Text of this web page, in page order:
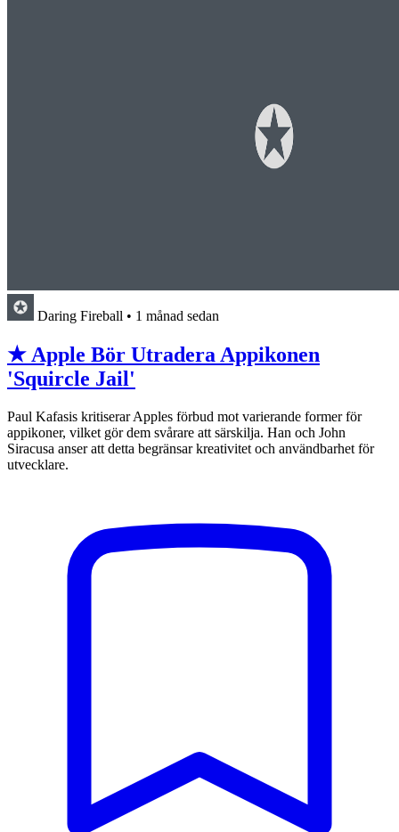
Daring Fireball • 1 månad sedan
★ Apple Bör Utradera Appikonen
'Squircle Jail'
Paul Kafasis kritiserar Apples förbud mot varierande former för
appikoner, vilket gör dem svårare att särskilja. Han och John
Siracusa anser att detta begränsar kreativitet och användbarhet för
utvecklare.